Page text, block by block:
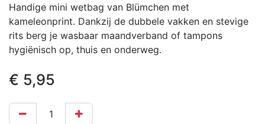
Handige mini wetbag van Blümchen met
kameleonprint. Dankzij de dubbele vakken en stevige
rits berg je wasbaar maandverband of tampons
hygiënisch op, thuis en onderweg.
€ 5,95